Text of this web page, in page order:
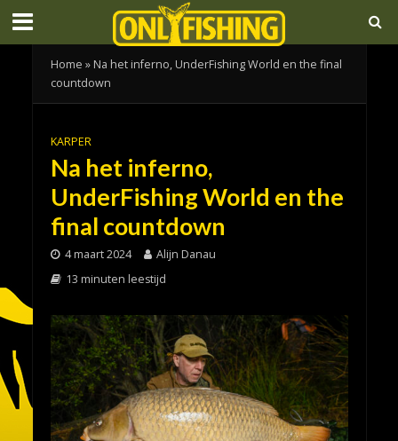
Home » Na het inferno, UnderFishing World en the final
countdown
KARPER
Na het inferno,
UnderFishing World en the
final countdown
4 maart 2024
Alijn Danau
13 minuten leestijd